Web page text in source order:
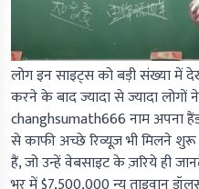
लोग इन साइट्स को बड़ी संख्या में
करने के बाद ज्यादा से ज्यादा लोगों
changhsumath666 नाम अपना
से काफी अच्छे रिव्यूज़ भी मिलने
हैं, जो उन्हें वेबसाइट के ज़रिये ही